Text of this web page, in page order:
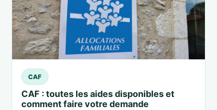
CAF
CAF : toutes les aides disponibles et
comment faire votre demande